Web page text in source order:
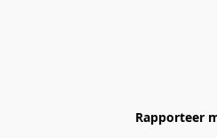
Rapporteer